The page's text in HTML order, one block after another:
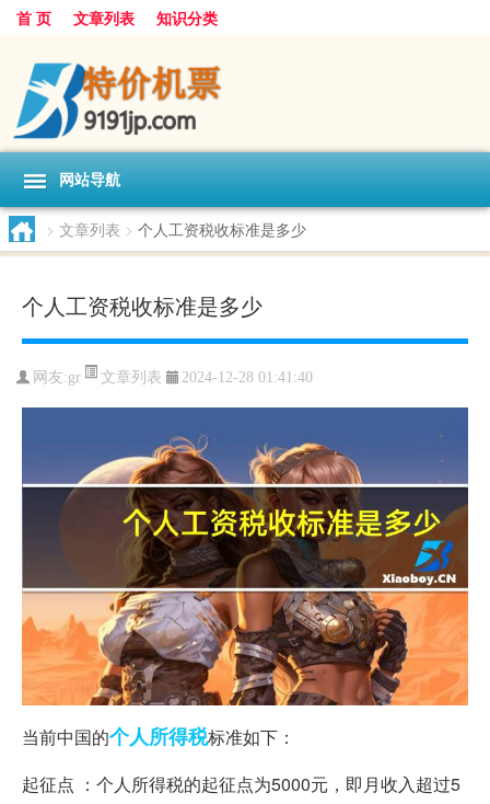
首 页 文章列表 知识分类
网站导航
> 文章列表 > 个人工资税收标准是多少
个人工资税收标准是多少
网友:gr 文章列表 2024-12-28 01:41:40
当前中国的个人所得税标准如下：
起征点 ：个人所得税的起征点为5000元，即月收入超过5